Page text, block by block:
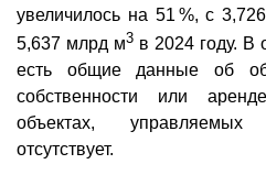
увеличилось на 51 %, с
5,637 млрд м3 в 2024 году. В
есть общие данные об
собственности или
объектах,
отсутствует.